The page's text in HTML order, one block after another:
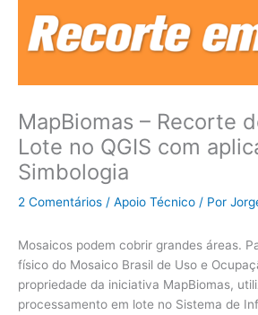
MapBiomas – Recorte
Lote no QGIS com
Simbologia
2 Comentários / Apoio Técnico / Por
Mosaicos podem cobrir grandes áreas.
físico do Mosaico Brasil de Uso e
propriedade da iniciativa MapBiomas,
processamento em lote no Sistema de